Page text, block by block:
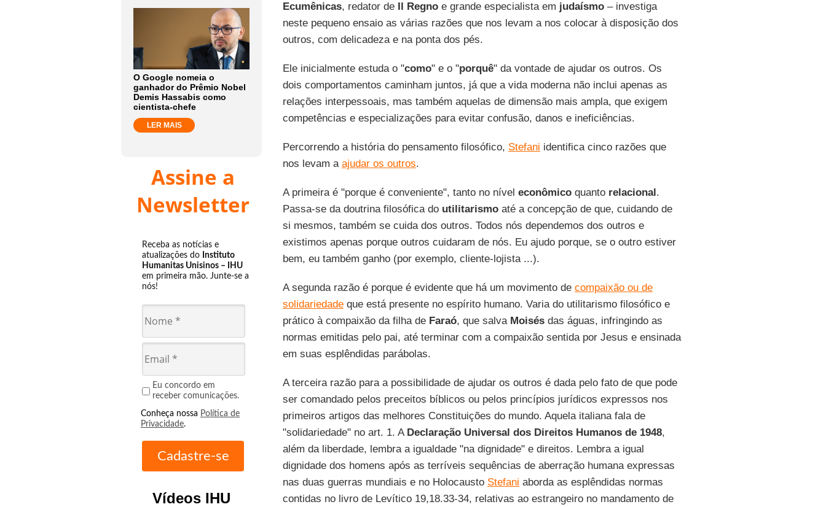
O Google nomeia o
ganhador do Prêmio Nobel
Demis Hassabis como
cientista-chefe
LER MAIS
Assine a
Newsletter
Receba as notícias e
atualizações do Instituto
Humanitas Unisinos – IHU
em primeira mão. Junte-se a
nós!
Eu concordo em
receber comunicações.
Conheça nossa Política de
Privacidade.
Vídeos IHU
Ecumênicas, redator de Il Regnoe grande especialista em judaísmo– investiga
neste pequeno ensaio as várias razões que nos levam a nos colocar à disposição dos
outros, com delicadeza e na ponta dos pés.
Ele inicialmente estuda o "como" e o "porquê" da vontade de ajudar os outros. Os
dois comportamentos caminham juntos, já que a vida moderna não inclui apenas as
relações interpessoais, mas também aquelas de dimensão mais ampla, que exigem
competências e especializações para evitar confusão, danos e ineficiências.
Percorrendo a história do pensamento filosófico, Stefani identifica cinco razões que
nos levam a ajudar os outros.
A primeira é "porque é conveniente", tanto no nível econômicoquanto relacional.
Passa-se da doutrina filosófica do utilitarismoaté a concepção de que, cuidando de
si mesmos, também se cuida dos outros. Todos nós dependemos dos outros e
existimos apenas porque outros cuidaram de nós. Eu ajudo porque, se o outro estiver
bem, eu também ganho (por exemplo, cliente-lojista ...).
A segunda razão é porque é evidente que há um movimento de compaixão ou de
solidariedadeque está presente no espírito humano. Varia do utilitarismo filosófico e
prático à compaixão da filha de Faraó, que salva Moisésdas águas, infringindo as
normas emitidas pelo pai, até terminar com a compaixão sentida por Jesus e ensinada
em suas esplêndidas parábolas.
A terceira razão para a possibilidade de ajudar os outros é dada pelo fato de que pode
ser comandado pelos preceitos bíblicos ou pelos princípios jurídicos expressos nos
primeiros artigos das melhores Constituições do mundo. Aquela italiana fala de
"solidariedade" no art. 1. A Declaração Universal dos Direitos Humanos de 1948,
além da liberdade, lembra a igualdade "na dignidade" e direitos. Lembra a igual
dignidade dos homens após as terríveis sequências de aberração humana expressas
nas duas guerras mundiais e no Holocausto Stefani aborda as esplêndidas normas
contidas no livro de Levítico 19,18.33-34, relativas ao estrangeiro no mandamento de